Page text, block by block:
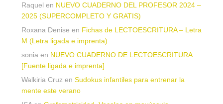
Raquel en NUEVO CUADERNO DEL PROFESOR 2024 –
2025 (SUPERCOMPLETO Y GRATIS)
Roxana Denise en Fichas de LECTOESCRITURA – Letra
M (Letra ligada e imprenta)
sonia en NUEVO CUADERNO DE LECTOESCRITURA
[Fuente ligada e imprenta]
Walkiria Cruz en Sudokus infantiles para entrenar la
mente este verano